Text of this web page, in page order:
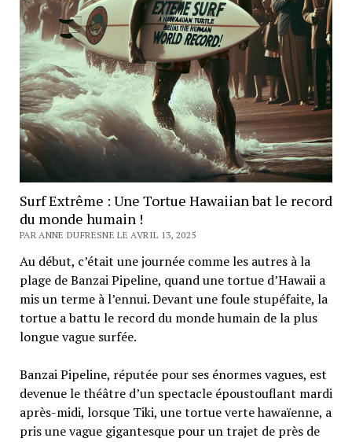
Surf Extrême : Une Tortue Hawaiian bat le record
du monde humain !
PAR ANNE DUFRESNE LE AVRIL 13, 2025
Au début, c’était une journée comme les autres à la
plage de Banzai Pipeline, quand une tortue d’Hawaii a
mis un terme à l’ennui. Devant une foule stupéfaite, la
tortue a battu le record du monde humain de la plus
longue vague surfée.
Banzai Pipeline, réputée pour ses énormes vagues, est
devenue le théâtre d’un spectacle époustouflant mardi
après-midi, lorsque Tiki, une tortue verte hawaïenne, a
pris une vague gigantesque pour un trajet de près de